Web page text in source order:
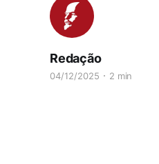
Redação
04/12/2025 2 min